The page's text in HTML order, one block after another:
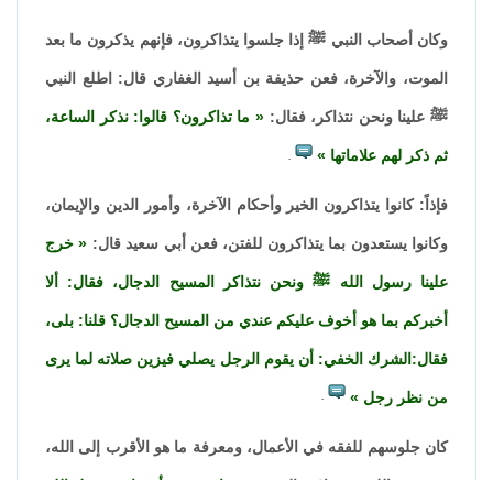
وكان أصحاب النبي ﷺ إذا جلسوا يتذاكرون، فإنهم يذكرون ما بعد
الموت، والآخرة، فعن حذيفة بن أسيد الغفاري قال: اطلع النبي
ﷺ علينا ونحن نتذاكر، فقال: ما تذاكرون؟ قالوا: نذكر الساعة،
ثم ذكر لهم علاماتها
فإذاً: كانوا يتذاكرون الخير وأحكام الآخرة، وأمور الدين والإيمان،
وكانوا يستعدون بما يتذاكرون للفتن، فعن أبي سعيد قال: خرج
علينا رسول الله ﷺ ونحن نتذاكر المسيح الدجال، فقال: ألا
أخبركم بما هو أخوف عليكم عندي من المسيح الدجال؟ قلنا: بلى،
فقال:الشرك الخفي: أن يقوم الرجل يصلي فيزين صلاته لما يرى
من نظر رجل
كان جلوسهم للفقه في الأعمال، ومعرفة ما هو الأقرب إلى الله،